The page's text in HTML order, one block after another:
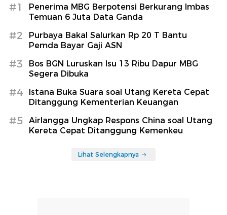
#1
Penerima MBG Berpotensi Berkurang Imbas
Temuan 6 Juta Data Ganda
#2
Purbaya Bakal Salurkan Rp 20 T Bantu
Pemda Bayar Gaji ASN
#3
Bos BGN Luruskan Isu 13 Ribu Dapur MBG
Segera Dibuka
#4
Istana Buka Suara soal Utang Kereta Cepat
Ditanggung Kementerian Keuangan
#5
Airlangga Ungkap Respons China soal Utang
Kereta Cepat Ditanggung Kemenkeu
Lihat Selengkapnya